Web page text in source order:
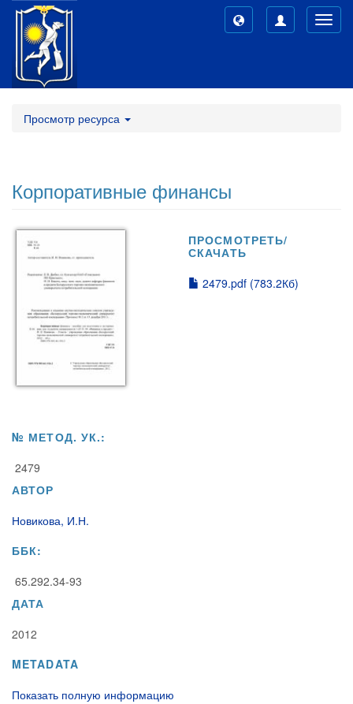
Просмотр ресурса
Корпоративные финансы
ПРОСМОТРЕТЬ/
СКАЧАТЬ
2479.pdf (783.2Кб)
№ МЕТОД. УК.:
2479
АВТОР
Новикова, И.Н.
ББК:
65.292.34-93
ДАТА
2012
METADATA
Показать полную информацию